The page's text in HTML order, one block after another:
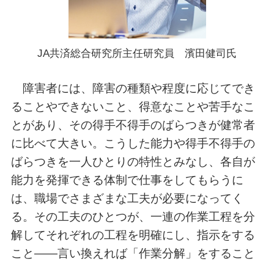
JA共済総合研究所主任研究員 濱田健司氏
障害者には、障害の種類や程度に応じてでき
ることやできないこと、得意なことや苦手なこ
とがあり、その得手不得手のばらつきが健常者
に比べて大きい。こうした能力や得手不得手の
ばらつきを一人ひとりの特性とみなし、各自が
能力を発揮できる体制で仕事をしてもらうに
は、職場でさまざまな工夫が必要になってく
る。その工夫のひとつが、一連の作業工程を分
解してそれぞれの工程を明確にし、指示をする
こと——言い換えれば「作業分解」をすること